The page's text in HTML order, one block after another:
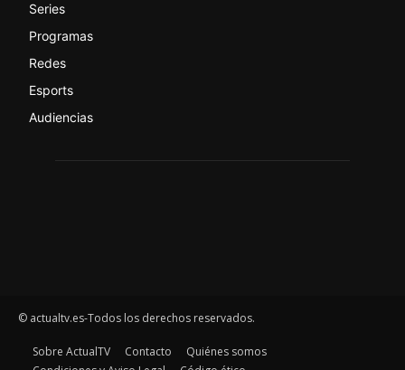
Series
Programas
Redes
Esports
Audiencias
© actualtv.es-Todos los derechos reservados.
Sobre ActualTV Contacto
Quiénes somos